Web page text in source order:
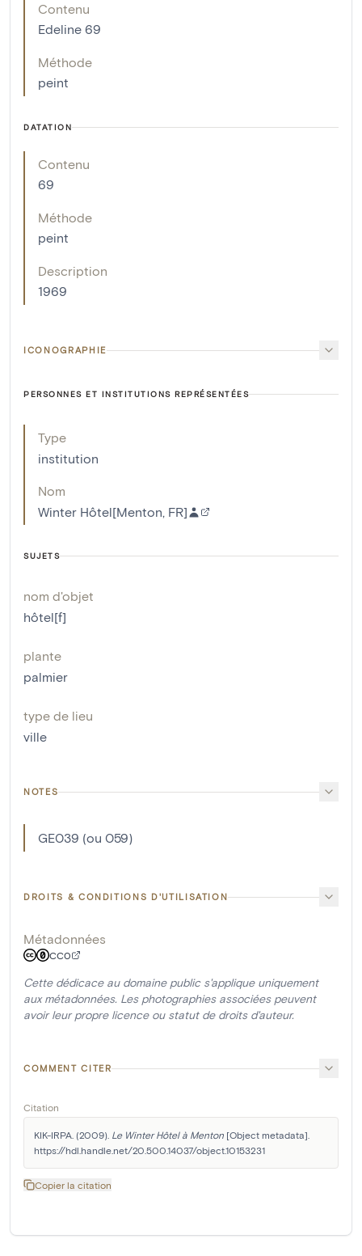
Contenu
Edeline 69
Méthode
peint
DATATION
Contenu
69
Méthode
peint
Description
1969
ICONOGRAPHIE
PERSONNES ET INSTITUTIONS REPRÉSENTÉES
Type
institution
Nom
Winter Hôtel[Menton, FR]
SUJETS
nom d'objet
hôtel[f]
plante
palmier
type de lieu
ville
NOTES
GE039 (ou 059)
DROITS & CONDITIONS D'UTILISATION
Métadonnées
CC0
Cette dédicace au domaine public s'applique uniquement
aux métadonnées. Les photographies associées peuvent
avoir leur propre licence ou statut de droits d'auteur.
COMMENT CITER
Citation
KIK-IRPA. (2009). Le Winter Hôtel à Menton [Object metadata].
https://hdl.handle.net/20.500.14037/object.10153231
Copier la citation